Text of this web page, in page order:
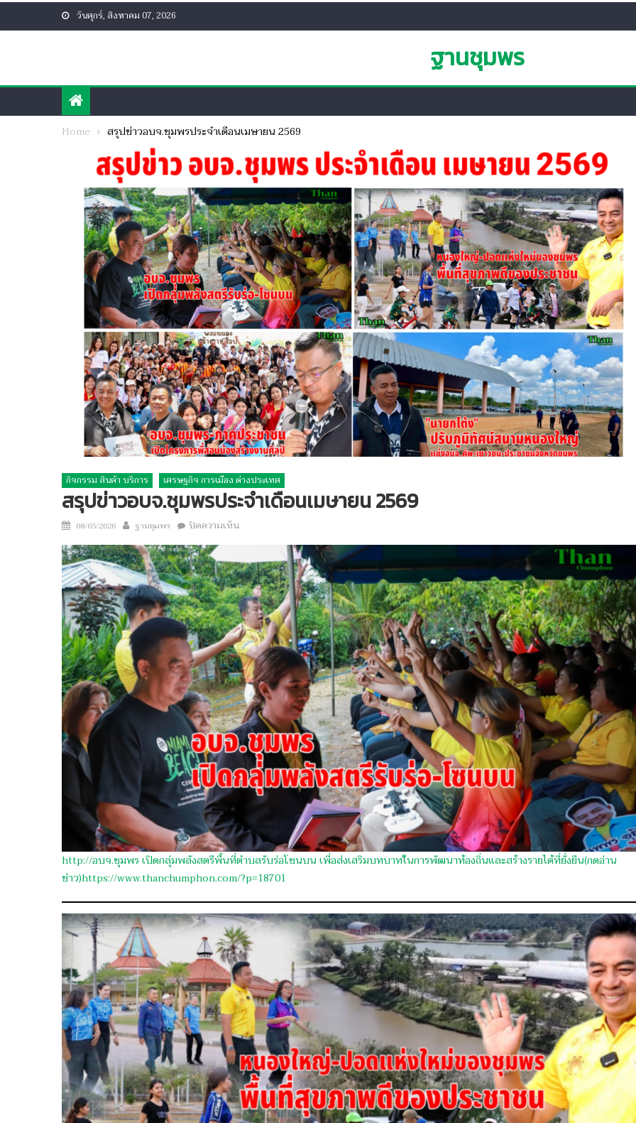
วันศุกร์, สิงหาคม 07, 2026
ฐานชุมพร
Home สรุปข่าวอบจ.ชุมพรประจำเดือนเมษายน 2569
กิจกรรม สินค้า บริการ เศรษฐกิจ การเมือง ต่างประเทศ
สรุปข่าวอบจ.ชุมพรประจำเดือนเมษายน 2569
Posted
08/05/2026 Author
ฐานชุมพร ปิดความเห็น
วอบจ.ชุมพร
ประจำ
เดือน
เมษายน
2569
http://อบจ.ชุมพร เปิดกลุ่มพลังสตรีพื้นที่ตำบลรับร่อโซนบน เพื่อส่งเสริมบทบาทในการพัฒนาท้องถิ่นและสร้างรายได้ที่ยั่งยืน(กดอ่าน
ข่าว)https://www.thanchumphon.com/?p=18701